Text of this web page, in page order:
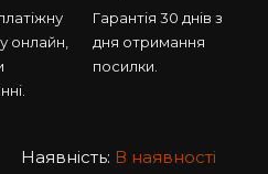
онлайн,
Гарантія 30 днів з
дня отримання
посилки.
Наявність: В наявності